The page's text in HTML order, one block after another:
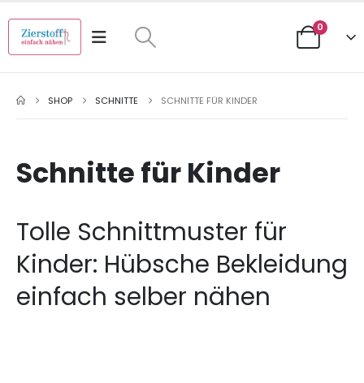
0
SHOP SCHNITTE SCHNITTE FÜR KINDER
Schnitte für Kinder
Tolle Schnittmuster für
Kinder: Hübsche Bekleidung
einfach selber nähen